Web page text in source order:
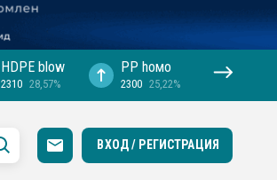
HDPE blow
2310 28,57%
PP hомо
2300 25,22%
ВХОД / РЕГИСТРАЦИЯ